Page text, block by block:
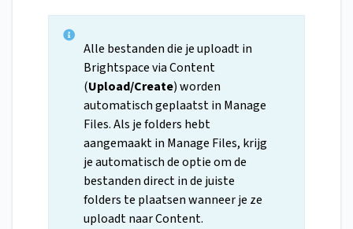
Alle bestanden die je uploadt in
Brightspace via Content
(Upload/Create) worden
automatisch geplaatst in Manage
Files. Als je folders hebt
aangemaakt in Manage Files, krijg
je automatisch de optie om de
bestanden direct in de juiste
folders te plaatsen wanneer je ze
uploadt naar Content.